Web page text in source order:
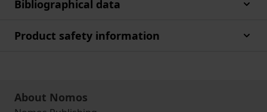
Bibliographical data
Product safety information
About Nomos